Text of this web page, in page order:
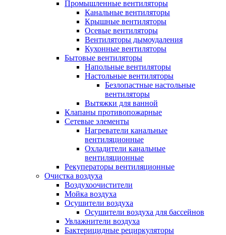
Промышленные вентиляторы
Канальные вентиляторы
Крышные вентиляторы
Осевые вентиляторы
Вентиляторы дымоудаления
Кухонные вентиляторы
Бытовые вентиляторы
Напольные вентиляторы
Настольные вентиляторы
Безлопастные настольные
вентиляторы
Вытяжки для ванной
Клапаны противопожарные
Сетевые элементы
Нагреватели канальные
вентиляционные
Охладители канальные
вентиляционные
Рекуператоры вентиляционные
Очистка воздуха
Воздухоочистители
Мойка воздуха
Осушители воздуха
Осушители воздуха для бассейнов
Увлажнители воздуха
Бактерицидные рециркуляторы